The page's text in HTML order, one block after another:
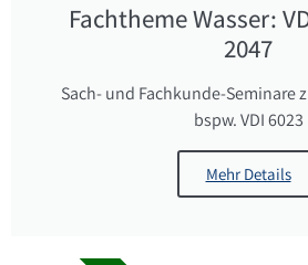
Fachtheme Wasser:
2047
Sach- und Fachkunde-Seminare
bspw. VDI 6023
Mehr Details